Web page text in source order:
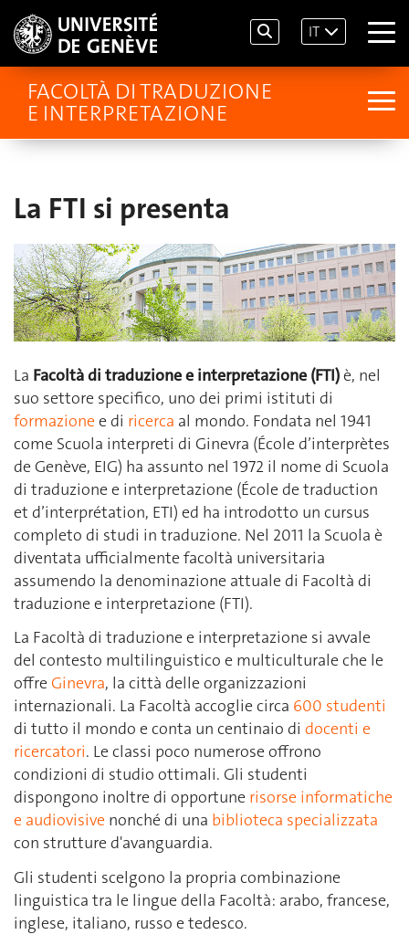
IT
FACOLTÀ DI TRADUZIONE
E INTERPRETAZIONE
La FTI si presenta
La Facoltà di traduzione e interpretazione (FTI)è, nel
suo settore specifico, uno dei primi istituti di
formazionee di ricerca al mondo. Fondata nel 1941
come Scuola interpreti di Ginevra (École d’interprètes
de Genève, EIG) ha assunto nel 1972 il nome di Scuola
di traduzione e interpretazione (École de traduction
et d’interprétation, ETI) ed ha introdotto un cursus
completo di studi in traduzione. Nel 2011 la Scuola è
diventata ufficialmente facoltà universitaria
assumendo la denominazione attuale di Facoltà di
traduzione e interpretazione (FTI).
La Facoltà di traduzione e interpretazione si avvale
del contesto multilinguistico e multiculturale che le
offre Ginevra, la città delle organizzazioni
internazionali. La Facoltà accoglie circa 600 studenti
di tutto il mondo e conta un centinaio di docenti e
ricercatori. Le classi poco numerose offrono
condizioni di studio ottimali. Gli studenti
dispongono inoltre di opportune risorse informatiche
e audiovisive nonché di una biblioteca specializzata
con strutture d'avanguardia.
Gli studenti scelgono la propria combinazione
linguistica tra le lingue della Facoltà: arabo, francese,
inglese, italiano, russo e tedesco.